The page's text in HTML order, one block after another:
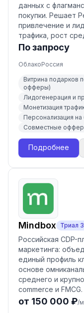
данных с
покупки. Решает
привлечение и
трафика, рост
По запросу
ОблакоРоссия
Витрина подарков
офферы)
Лидогенерация и
Монетизация
Персонализация
Совместные
Подробнее
Mindbox Триал
Российская CDP-
маркетинга:
единый профиль
основе
среднего и
commerce и FMCG.
от 150 000 ₽/